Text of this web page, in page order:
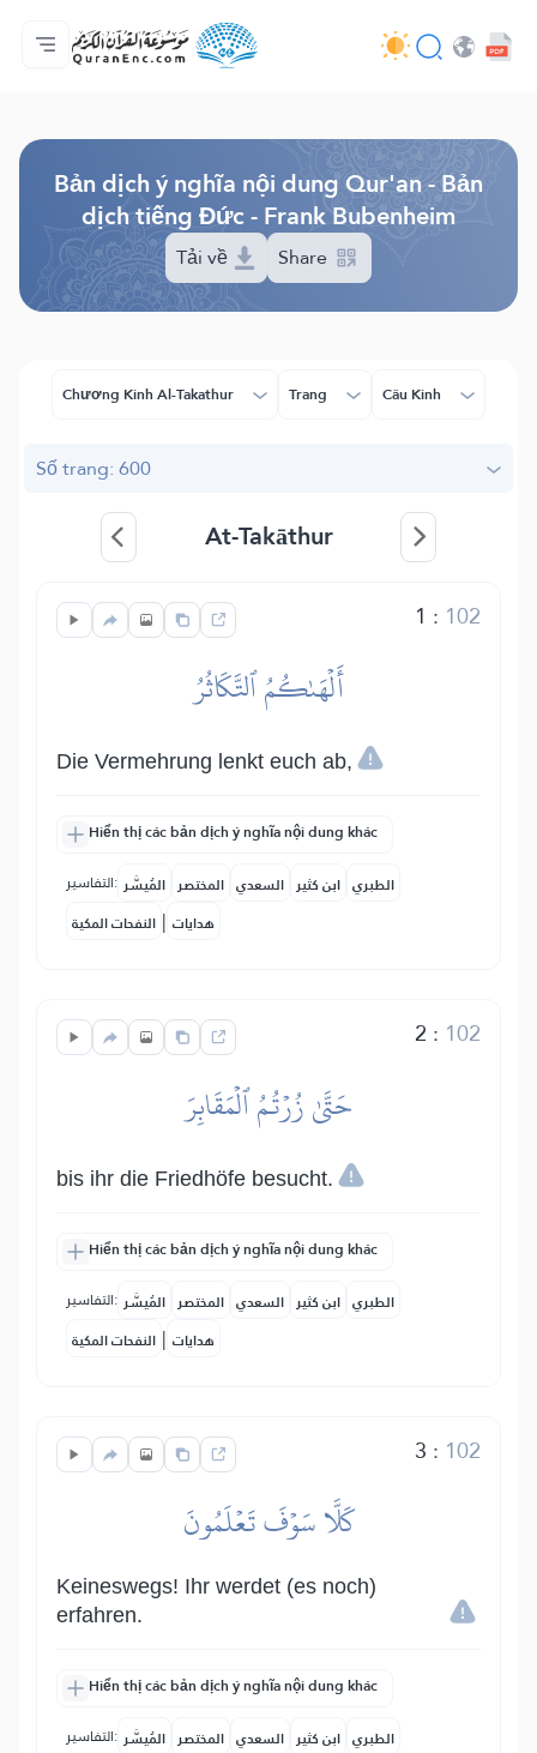
Trang chủ
Mục lục các bản dịch
Audio
Các dịch vụ của nhà phát triển - API
Về dự án
Liên hệ với chúng tôi
Ngôn ngữ
Bản dịch ý nghĩa nội dung Qur'an - Bản
dịch tiếng Đức - Frank Bubenheim
Tải về Share
Chương Kinh Al-Takathur Trang Câu Kinh
Số trang: 600
At-Takāthur
1 : 102
أَلۡهَىٰكُمُ ٱلتَّكَاثُرُ
Die Vermehrung lenkt euch ab,
Hiển thị các bản dịch ý nghĩa nội dung khác
التفاسير: المُيسَّر المختصر السعدي ابن كثير الطبري
النفحات المكية | هدايات
2 : 102
حَتَّىٰ زُرۡتُمُ ٱلۡمَقَابِرَ
bis ihr die Friedhöfe besucht.
Hiển thị các bản dịch ý nghĩa nội dung khác
التفاسير: المُيسَّر المختصر السعدي ابن كثير الطبري
النفحات المكية | هدايات
3 : 102
كَلَّا سَوۡفَ تَعۡلَمُونَ
Keineswegs! Ihr werdet (es noch)
erfahren.
Hiển thị các bản dịch ý nghĩa nội dung khác
التفاسير: المُيسَّر المختصر السعدي ابن كثير الطبري